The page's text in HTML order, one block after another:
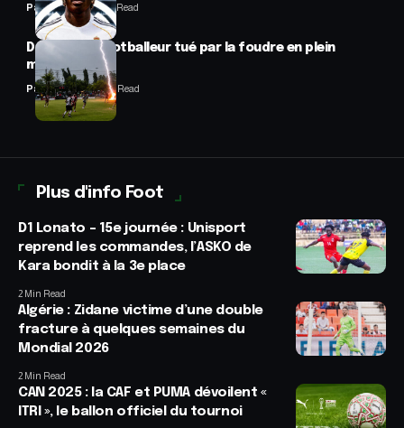
Panafrofoot1 Min Read
Drame : un footballeur tué par la foudre en plein
match
Panafrofoot2 Min Read
Plus d'info Foot
D1 Lonato – 15e journée : Unisport
reprend les commandes, l’ASKO de
Kara bondit à la 3e place
2 Min Read
Algérie : Zidane victime d’une double
fracture à quelques semaines du
Mondial 2026
2 Min Read
CAN 2025 : la CAF et PUMA dévoilent «
ITRI », le ballon officiel du tournoi